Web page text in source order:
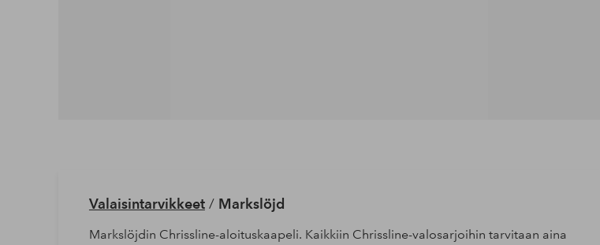
Valaisintarvikkeet/ Markslöjd
Markslöjdin Chrissline-aloituskaapeli. Kaikkiin Chrissline-valosarjoihin tarvitaan aina